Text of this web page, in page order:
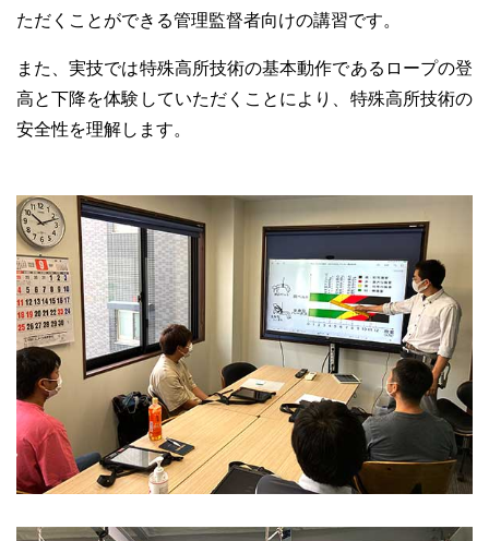
ただくことができる管理監督者向けの講習です。
また、実技では特殊高所技術の基本動作であるロープの登
高と下降を体験していただくことにより、特殊高所技術の
安全性を理解します。